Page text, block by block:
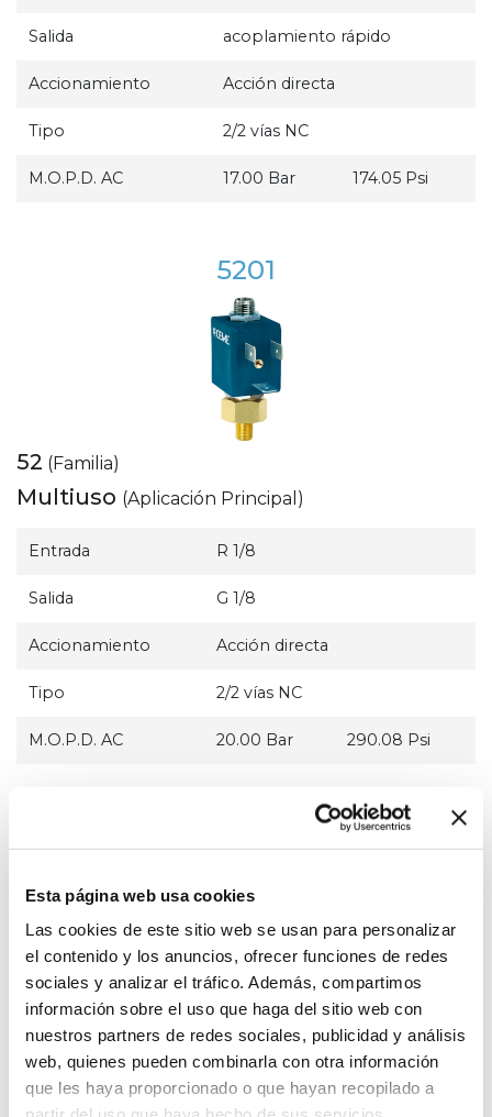
Esta página web usa cookies
Las cookies de este sitio web se usan para personalizar
el contenido y los anuncios, ofrecer funciones de redes
sociales y analizar el tráfico. Además, compartimos
información sobre el uso que haga del sitio web con
nuestros partners de redes sociales, publicidad y análisis
web, quienes pueden combinarla con otra información
que les haya proporcionado o que hayan recopilado a
Salida acoplamiento rápido
Accionamiento Acción directa
Tipo 2/2 vías NC
M.O.P.D. AC 17.00 Bar 174.05 Psi
5201
52 (Familia)
Multiuso (Aplicación Principal)
Entrada R 1/8
Salida G 1/8
Accionamiento Acción directa
Tipo 2/2 vías NC
M.O.P.D. AC 20.00 Bar 290.08 Psi
52 (Familia)
Café espresso(Aplicación Principal)
Entrada G 1/8